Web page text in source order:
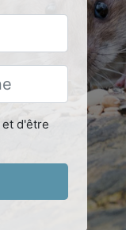
et d'être